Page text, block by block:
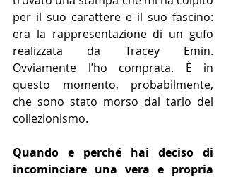
per il suo carattere e il suo fascino:
era la rappresentazione di un gufo
realizzata da Tracey Emin.
Ovviamente l’ho comprata. È in
questo momento, probabilmente,
che sono stato morso dal tarlo del
collezionismo.
Quando e perché hai deciso di
incominciare una vera e propria